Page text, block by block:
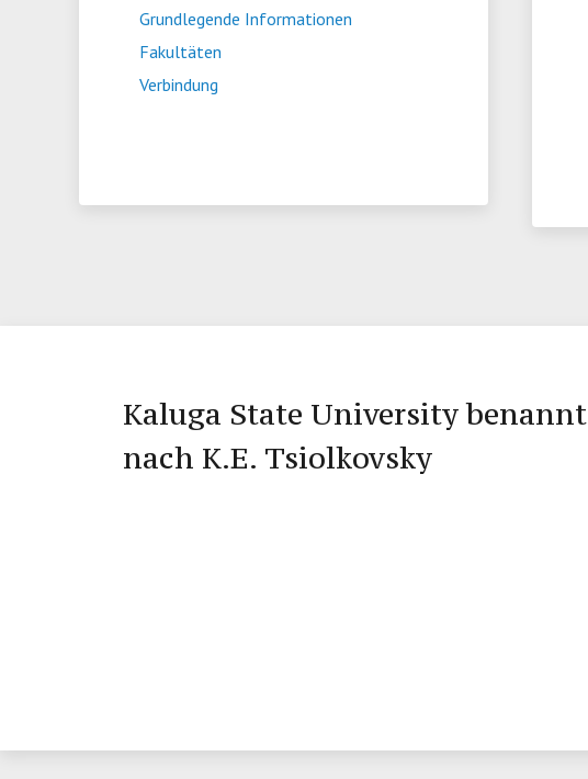
Grundlegende Informationen
Fakultäten
Verbindung
Kaluga State University benannt
nach K.E. Tsiolkovsky